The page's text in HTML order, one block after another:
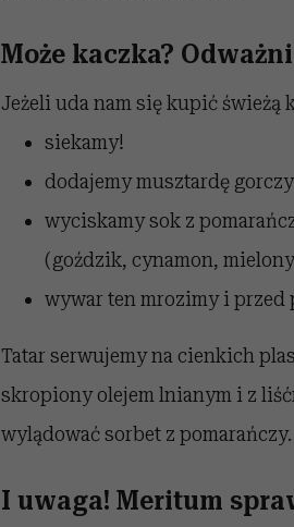
Może kaczka?
Jeżeli uda nam się kupić świeżą
siekamy!
dodajemy musztardę
wyciskamy sok z
(goździk, cynamon,
wywar ten mrozimy i przed
Tatar serwujemy na cienkich
skropiony olejem lnianym i z
wylądować sorbet z pomarańczy.
I uwaga! Meritum